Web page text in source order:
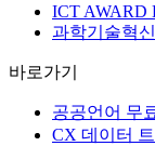
ICT AWARD
과학기술혁
바로가기
공공언어 무
CX 데이터